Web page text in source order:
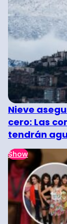
Nieve
cero: Las
tendrán
Show